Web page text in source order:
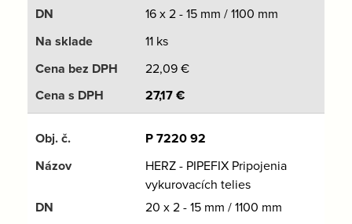
16 x 2 - 15 mm / 1100 mm
11 ks
22,09€
27,17€
P 7220 92
HERZ - PIPEFIX Pripojenia
vykurovacích telies
20 x 2 - 15 mm / 1100 mm